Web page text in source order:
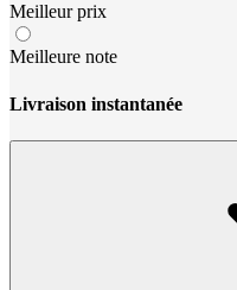
Meilleur prix
Meilleure note
Livraison instantanée